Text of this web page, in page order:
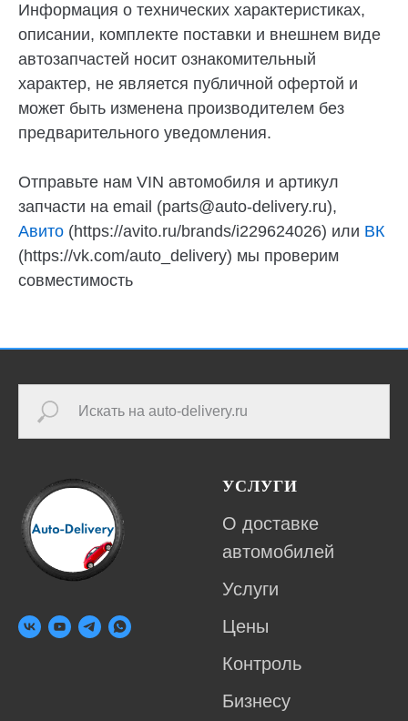
Информация о технических характеристиках,
описании, комплекте поставки и внешнем виде
автозапчастей носит ознакомительный
характер, не является публичной офертой и
может быть изменена производителем без
предварительного уведомления.
Отправьте нам VIN автомобиля и артикул
запчасти на email (parts@auto-delivery.ru),
Авито (https://avito.ru/brands/i229624026) или ВК
(https://vk.com/auto_delivery) мы проверим
совместимость
УСЛУГИ
О доставке
автомобилей
Услуги
Цены
Контроль
Бизнесу